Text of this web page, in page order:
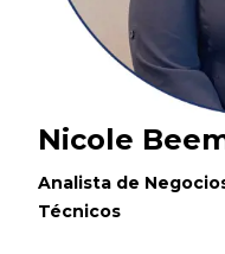
Nicole
Analista de
Técnicos